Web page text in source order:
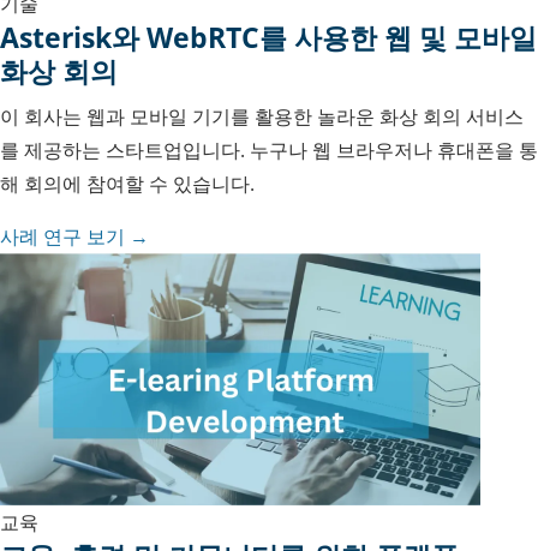
Asterisk와 WebRTC를 사용한 웹 및 모바일
화상 회의
이 회사는 웹과 모바일 기기를 활용한 놀라운 화상 회의 서비스
를 제공하는 스타트업입니다. 누구나 웹 브라우저나 휴대폰을 통
해 회의에 참여할 수 있습니다.
사례 연구 보기 →
교육